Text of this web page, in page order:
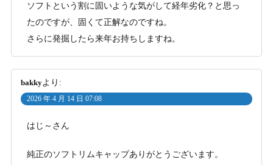
ソフトという割に固いような気がして経年劣化？と思っ
たのですが、固くて正解なのですね。
さらに発掘したら来年お持ちしますね。
bakkyより:
2026 年 4 月 14 日 07:08
はじ～さん
純正のソフトリムキャップありがとうございます。